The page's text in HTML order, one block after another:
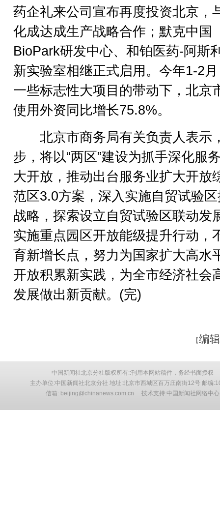
药企礼来公司宣布再度投资北京，
化成达成生产战略合作；默克中国
BioPark研发中心、和铂医药-阿斯
新实验室相继正式启用。今年1-2
一些标志性大项目的带动下，北京
使用外资同比增长75.8%。
北京市商务局有关负责人表示
步，将以“两区”建设为抓手深化服
大开放，推动出台服务业扩大开放
范区3.0方案，深入实施自贸试验
战略，探索设立自贸试验区联动发
实施重点园区开放能级提升行动，
育新增长点，努力为国家扩大高水
开放积累新实践，为全市经济社会
发展做出新贡献。(完)
【编
中国新闻社北京分社版权所有::刊用本网站稿件，务经书面授权
主办单位:中国新闻社北京分社 地址:北京市西城区百万庄南街12号 邮编
信箱: beijing@chinanews.com.cn 技术支持:中国新闻社网络中心